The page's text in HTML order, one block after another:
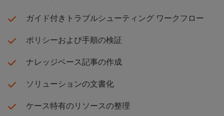
ガイド付きトラブルシューティング ワークフロー
ポリシーおよび手順の検証
ナレッジベース記事の作成
ソリューションの文書化
ケース特有のリソースの整理